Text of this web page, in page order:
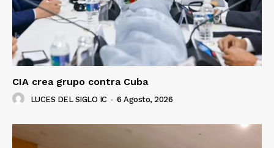
CIA crea grupo contra Cuba
LUCES DEL SIGLO IC - 6 Agosto, 2026